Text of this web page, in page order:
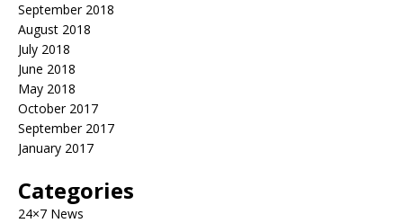
September 2018
August 2018
July 2018
June 2018
May 2018
October 2017
September 2017
January 2017
Categories
24×7 News